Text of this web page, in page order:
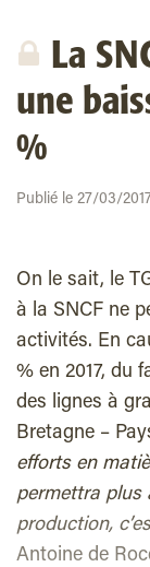
La
une
%
Publié le 27/03/
On le sait, le
à la SNCF ne
activités. En
% en 2017, du
des lignes à
Bretagne –
efforts en
permettra plus
production,
Antoine de